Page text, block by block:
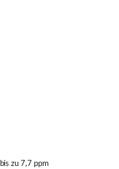
bis zu 7,7 ppm